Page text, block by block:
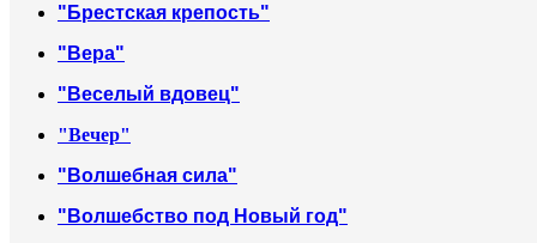
"Брестская крепость"
"Вера"
"Веселый вдовец"
"Вечер"
"Волшебная сила"
"Волшебство под Новый год"